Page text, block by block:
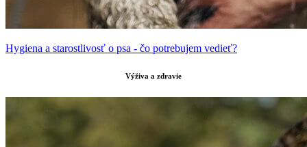
Hygiena a starostlivosť o psa - čo potrebujem vedieť?
Výživa a zdravie